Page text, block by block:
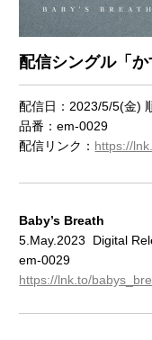
配信シングル「か
配信日：2023/5/5(金)
品番：em-0029
配信リンク： https://
Baby’s Breath
5.May.2023 Digital
em-0029
https://lnk.to/